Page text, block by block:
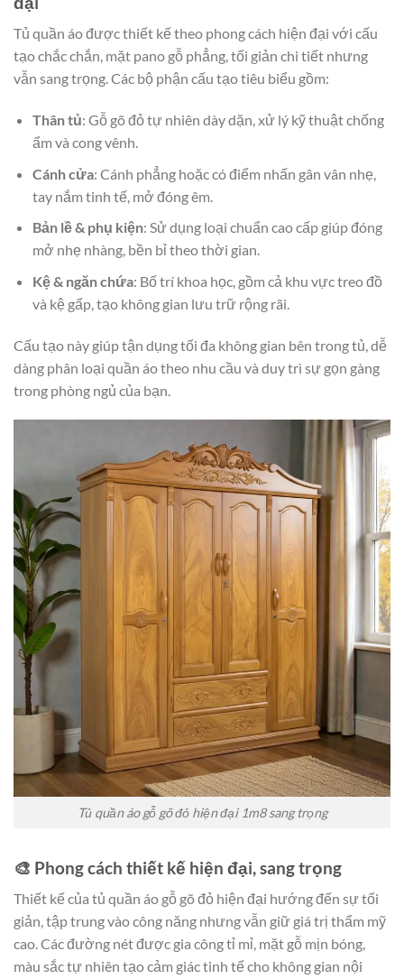
Tủ quần áo được thiết kế theo phong cách hiện đại với cấu
tạo chắc chắn, mặt pano gỗ phẳng, tối giản chi tiết nhưng
vẫn sang trọng. Các bộ phận cấu tạo tiêu biểu gồm:
Thân tủ: Gỗ gõ đỏ tự nhiên dày dặn, xử lý kỹ thuật chống
ẩm và cong vênh.
Cánh cửa: Cánh phẳng hoặc có điểm nhấn gân vân nhẹ,
tay nắm tinh tế, mở đóng êm.
Bản lề & phụ kiện: Sử dụng loại chuẩn cao cấp giúp đóng
mở nhẹ nhàng, bền bỉ theo thời gian.
Kệ & ngăn chứa: Bố trí khoa học, gồm cả khu vực treo đồ
và kệ gấp, tạo không gian lưu trữ rộng rãi.
Cấu tạo này giúp tận dụng tối đa không gian bên trong tủ, dễ
dàng phân loại quần áo theo nhu cầu và duy trì sự gọn gàng
trong phòng ngủ của bạn.
Tủ quần áo gỗ gõ đỏ hiện đại 1m8 sang trọng
🎨 Phong cách thiết kế hiện đại, sang trọng
Thiết kế của tủ quần áo gỗ gõ đỏ hiện đại hướng đến sự tối
giản, tập trung vào công năng nhưng vẫn giữ giá trị thẩm mỹ
cao. Các đường nét được gia công tỉ mỉ, mặt gỗ mịn bóng,
màu sắc tự nhiên tạo cảm giác tinh tế cho không gian nội